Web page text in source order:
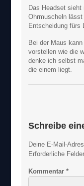
Das Headset
Ohrmuscheln
Entscheidung fürs
Bei der Maus
vorstellen wie die
denke ich selbst
die einem liegt.
Schreibe
Deine E-Mail-
Erforderliche
Kommentar*